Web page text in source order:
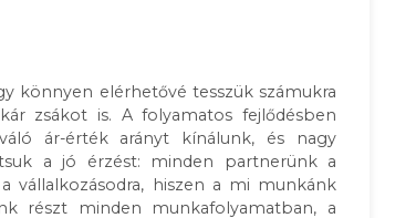
könnyen elérhetővé tesszük számukra
zsákot is. A folyamatos fejlődésben
ár-érték arányt kínálunk, és nagy
a jó érzést: minden partnerünk a
vállalkozásodra, hiszen a mi munkánk
részt minden munkafolyamatban, a